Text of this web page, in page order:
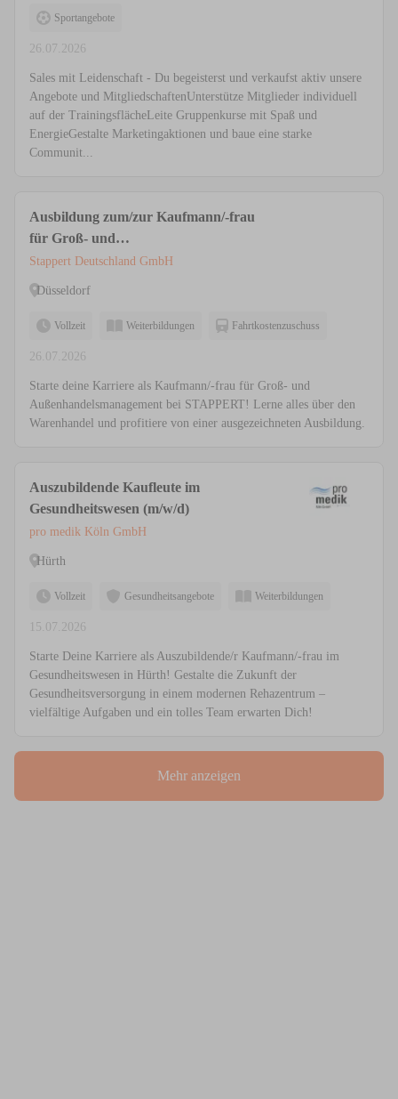
Sportangebote
26.07.2026
Sales mit Leidenschaft - Du begeisterst und verkaufst aktiv unsere
Angebote und MitgliedschaftenUnterstütze Mitglieder individuell
auf der TrainingsflächeLeite Gruppenkurse mit Spaß und
EnergieGestalte Marketingaktionen und baue eine starke
Communit...
Ausbildung zum/zur Kaufmann/-frau
für Groß- und
Außenhandelsmanagement (m/w/d)
Schwerpunkt Großhandel
Stappert Deutschland GmbH
Düsseldorf
Vollzeit Weiterbildungen Fahrtkostenzuschuss
26.07.2026
Starte deine Karriere als Kaufmann/-frau für Groß- und
Außenhandelsmanagement bei STAPPERT! Lerne alles über den
Warenhandel und profitiere von einer ausgezeichneten Ausbildung.
Auszubildende Kaufleute im
Gesundheitswesen (m/w/d)
pro medik Köln GmbH
Hürth
Vollzeit Gesundheitsangebote Weiterbildungen
15.07.2026
Starte Deine Karriere als Auszubildende/r Kaufmann/-frau im
Gesundheitswesen in Hürth! Gestalte die Zukunft der
Gesundheitsversorgung in einem modernen Rehazentrum –
vielfältige Aufgaben und ein tolles Team erwarten Dich!
Mehr anzeigen